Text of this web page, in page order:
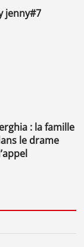
jenny#7
le drame